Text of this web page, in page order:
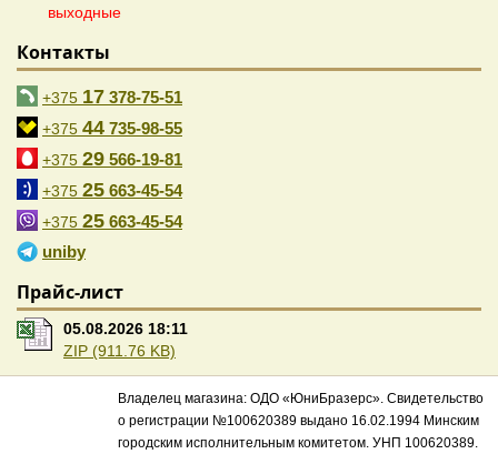
выходные
Контакты
+375 17 378-75-51
+375 44 735-98-55
+375 29 566-19-81
+375 25 663-45-54
+375 25 663-45-54
uniby
Прайс-лист
05.08.2026 18:11
ZIP (911.76 KB)
Владелец магазина: ОДО «ЮниБразерс». Свидетельство
о регистрации №100620389 выдано 16.02.1994 Минским
городским исполнительным комитетом. УНП 100620389.